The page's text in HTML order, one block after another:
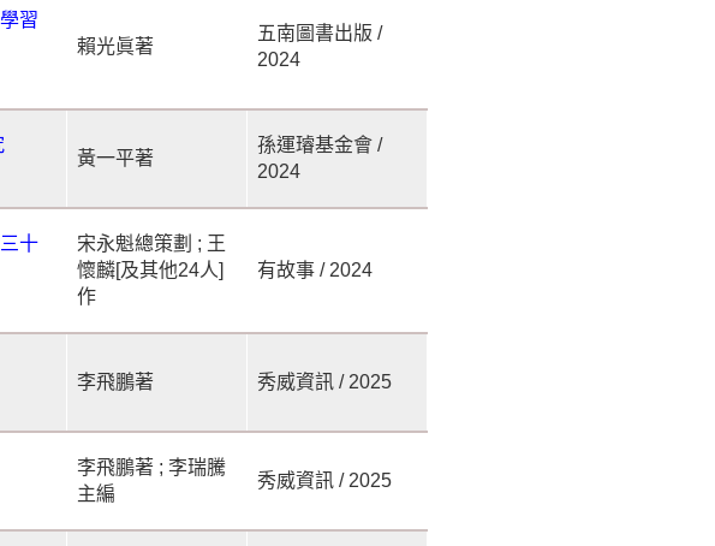
習
賴光眞著
五南圖書出版 /
2024
黃一平著
孫運璿基金會 /
2024
十
宋永魁總策劃 ; 王
懷麟[及其他24人]
作
有故事 / 2024
李飛鵬著 秀威資訊 / 2025
李飛鵬著 ; 李瑞騰
主編
秀威資訊 / 2025